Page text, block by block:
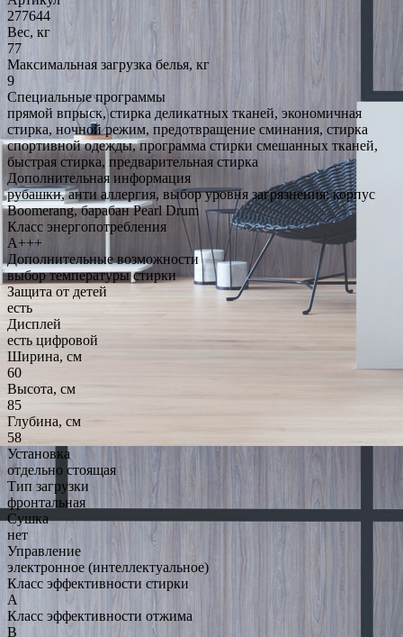
277644
Вес, кг
77
Максимальная загрузка белья, кг
9
Специальные программы
прямой впрыск, стирка деликатных тканей, экономичная
стирка, ночной режим, предотвращение сминания, стирка
спортивной одежды, программа стирки смешанных тканей,
быстрая стирка, предварительная стирка
Дополнительная информация
рубашки, анти аллергия, выбор уровня загрязнения; корпус
Boomerang, барабан Pearl Drum
Класс энергопотребления
A+++
Дополнительные возможности
выбор температуры стирки
Защита от детей
есть
Дисплей
есть цифровой
Ширина, см
60
Высота, см
85
Глубина, см
58
Установка
отдельно стоящая
Тип загрузки
фронтальная
Сушка
нет
Управление
электронное (интеллектуальное)
Класс эффективности стирки
A
Класс эффективности отжима
B